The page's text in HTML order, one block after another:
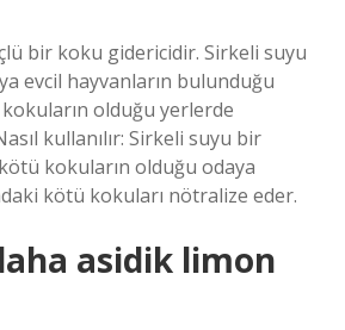
bir koku gidericidir. Sirkeli suyu
evcil hayvanların bulunduğu
olduğu yerlerde
kullanılır: Sirkeli suyu bir
kokuların olduğu odaya
kötü kokuları nötralize eder.
asidik limon